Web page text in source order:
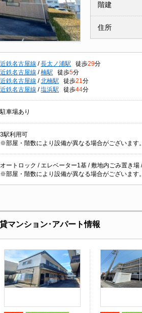
階建
住所
近鉄名古屋線 / 長太ノ浦駅 徒歩29分
近鉄名古屋線 / 楠駅 徒歩5分
近鉄名古屋線 / 北楠駅 徒歩21 分
近鉄名古屋線 / 塩浜駅 徒歩44分
駐車場あり
3駅利用可
※部屋・階数により設備が異なる場合がございます。
オートロック / エレベーター1基 / 敷地内ごみ置き
※部屋・階数により設備が異なる場合がございます。
マンション･アパート情報